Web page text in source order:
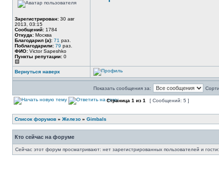
Зарегистрирован: 30 авг
2013, 03:15
Сообщений: 1784
Откуда: Москва
Благодарил (а): 71 раз.
Поблагодарили: 79 раз.
ФИО: Victor Sapeshko
Пункты репутации: 0
Вернуться наверх
Показать сообщения за:
Страница 1 из 1 [ Сообщений: 5 ]
Список форумов » Железо » Gimbals
Кто сейчас на форуме
Сейчас этот форум просматривают: нет зарегистрированных пользователей и